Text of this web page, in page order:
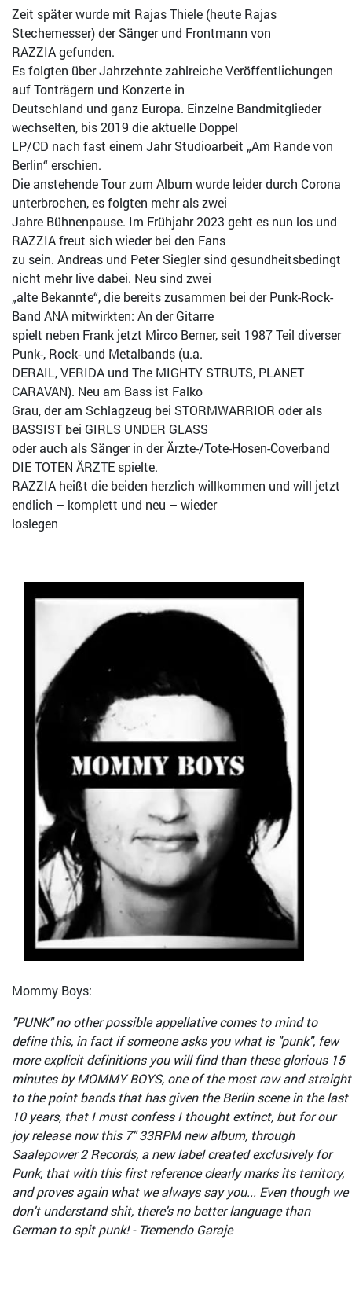
Zeit später wurde mit Rajas Thiele (heute Rajas
Stechemesser) der Sänger und Frontmann von
RAZZIA gefunden.
Es folgten über Jahrzehnte zahlreiche Veröffentlichungen
auf Tonträgern und Konzerte in
Deutschland und ganz Europa. Einzelne Bandmitglieder
wechselten, bis 2019 die aktuelle Doppel
LP/CD nach fast einem Jahr Studioarbeit „Am Rande von
Berlin“ erschien.
Die anstehende Tour zum Album wurde leider durch Corona
unterbrochen, es folgten mehr als zwei
Jahre Bühnenpause. Im Frühjahr 2023 geht es nun los und
RAZZIA freut sich wieder bei den Fans
zu sein. Andreas und Peter Siegler sind gesundheitsbedingt
nicht mehr live dabei. Neu sind zwei
„alte Bekannte“, die bereits zusammen bei der Punk-Rock-
Band ANA mitwirkten: An der Gitarre
spielt neben Frank jetzt Mirco Berner, seit 1987 Teil diverser
Punk-, Rock- und Metalbands (u.a.
DERAIL, VERIDA und The MIGHTY STRUTS, PLANET
CARAVAN). Neu am Bass ist Falko
Grau, der am Schlagzeug bei STORMWARRIOR oder als
BASSIST bei GIRLS UNDER GLASS
oder auch als Sänger in der Ärzte-/Tote-Hosen-Coverband
DIE TOTEN ÄRZTE spielte.
RAZZIA heißt die beiden herzlich willkommen und will jetzt
endlich – komplett und neu – wieder
loslegen
Bild
Mommy Boys:
"PUNK" no other possible appellative comes to mind to
define this, in fact if someone asks you what is "punk", few
more explicit definitions you will find than these glorious 15
minutes by MOMMY BOYS, one of the most raw and straight
to the point bands that has given the Berlin scene in the last
10 years, that I must confess I thought extinct, but for our
joy release now this 7" 33RPM new album, through
Saalepower 2 Records, a new label created exclusively for
Punk, that with this first reference clearly marks its territory,
and proves again what we always say you... Even though we
don't understand shit, there's no better language than
German to spit punk! - Tremendo Garaje